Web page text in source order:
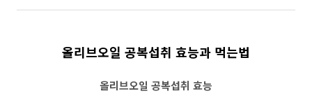
올리브오일 공복섭취 효능과 먹는법
올리브오일 공복섭취 효능